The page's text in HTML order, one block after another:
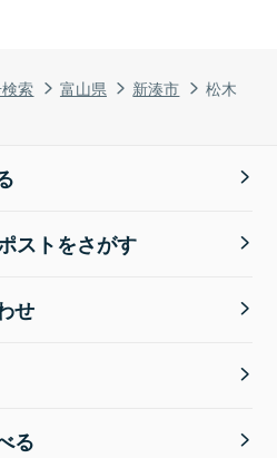
索 富山県 新湊市 松木
ストをさがす
せ
る